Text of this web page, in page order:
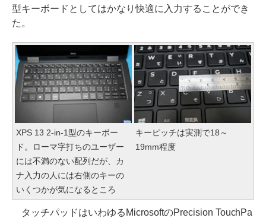
型キーボードとしてはかなり快適に入力することができ
た。
XPS 13 2-in-1型のキーボー
ド。ローマ字打ちのユーザー
には不満のない配列だが、カ
ナ入力の人には右側のキーの
いくつかが気になるところ
キーピッチは実測で18～
19mm程度
タッチパッドはいわゆるMicrosoftのPrecision TouchPa